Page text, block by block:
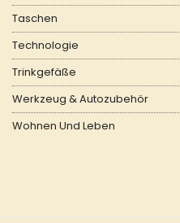
Taschen
Technologie
Trinkgefäße
Werkzeug & Autozubehör
Wohnen Und Leben